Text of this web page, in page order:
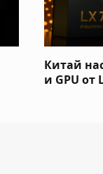
Китай
и GPU от